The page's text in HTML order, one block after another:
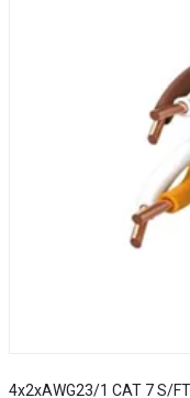
4x2xAWG23/1 CAT 7 S/